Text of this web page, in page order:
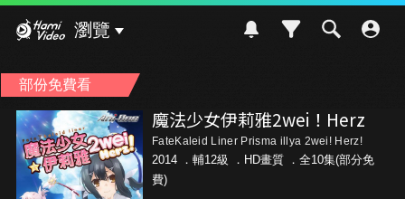
瀏覽
部份免費看
魔法少女伊莉雅2wei！Herz
FateKaleid Liner Prisma illya 2wei! Herz!
2014 ． 輔12級
．HD畫質 ．全10集(部分免
費)